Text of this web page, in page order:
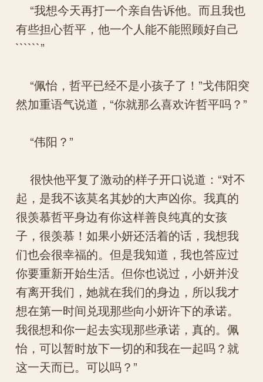
“我想今天再打一个亲自告诉他。而且我也
有些担心哲平，他一个人能不能照顾好自己
``````”
“佩怡，哲平已经不是小孩子了！”戈伟阳突
然加重语气说道，“你就那么喜欢许哲平吗？”
“伟阳？”
很快他平复了激动的样子开口说道：“对不
起，是我不该莫名其妙的大声凶你。我真的
很羡慕哲平身边有你这样善良纯真的女孩
子，很羡慕！如果小妍还活着的话，我想我
们也会很幸福的。但是我知道，我也答应过
你要重新开始生活。但你也说过，小妍并没
有离开我们，她就在我们的身边，所以我才
想在第一时间兑现那些向小妍许下的承诺。
我很想和你一起去实现那些承诺，真的。佩
怡，可以暂时放下一切的和我在一起吗？就
这一天而已。可以吗？”